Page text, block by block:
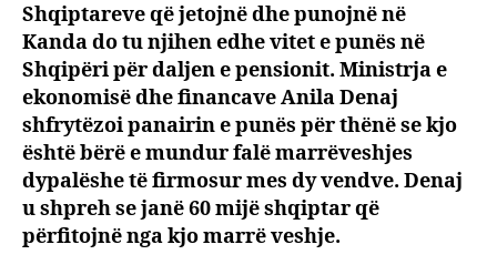
Shqiptareve që jetojnë dhe punojnë në
Kanda do tu njihen edhe vitet e punës në
Shqipëri për daljen e pensionit. Ministrja e
ekonomisë dhe financave Anila Denaj
shfrytëzoi panairin e punës për thënë se kjo
është bërë e mundur falë marrëveshjes
dypalëshe të firmosur mes dy vendve. Denaj
u shpreh se janë 60 mijë shqiptar që
përfitojnë nga kjo marrë veshje.